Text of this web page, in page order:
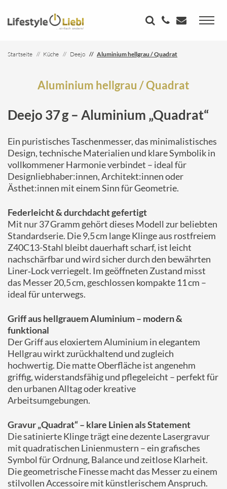
Startseite Küche Deejo Aluminium hellgrau / Quadrat
Aluminium hellgrau / Quadrat
Deejo 37 g – Aluminium „Quadrat“
Ein puristisches Taschenmesser, das minimalistisches
Design, technische Materialien und klare Symbolik in
vollkommener Harmonie verbindet – ideal für
Designliebhaber:innen, Architekt:innen oder
Ästhet:innen mit einem Sinn für Geometrie.
Federleicht & durchdacht gefertigt
Mit nur 37 Gramm gehört dieses Modell zur beliebten
Standardserie. Die 9,5 cm lange Klinge aus rostfreiem
Z40C13-Stahl bleibt dauerhaft scharf, ist leicht
nachschärfbar und wird sicher durch den bewährten
Liner‑Lock verriegelt. Im geöffneten Zustand misst
das Messer 20,5 cm, geschlossen kompakte 11 cm –
ideal für unterwegs.
Griff aus hellgrauem Aluminium – modern &
funktional
Der Griff aus eloxiertem Aluminium in elegantem
Hellgrau wirkt zurückhaltend und zugleich
hochwertig. Die matte Oberfläche ist angenehm
griffig, widerstandsfähig und pflegeleicht – perfekt für
den urbanen Alltag oder kreative
Arbeitsumgebungen.
Gravur „Quadrat“ – klare Linien als Statement
Die satinierte Klinge trägt eine dezente Lasergravur
mit quadratischen Linienmustern – ein grafisches
Symbol für Ordnung, Balance und zeitlose Klarheit.
Die geometrische Finesse macht das Messer zu einem
stilvollen Accessoire mit künstlerischem Anspruch.